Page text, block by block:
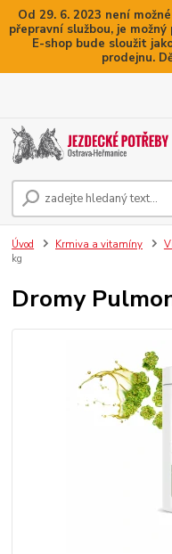
Od 29. 6. 2023 není
přepravní službou, je
E-shop bude sloužit
prodejnu.
Úvod Krmiva a vitamíny
kg
Dromy